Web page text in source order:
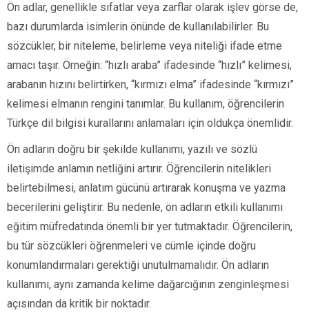
Ön adlar, genellikle sıfatlar veya zarflar olarak işlev görse de,
bazı durumlarda isimlerin önünde de kullanılabilirler. Bu
sözcükler, bir niteleme, belirleme veya niteliği ifade etme
amacı taşır. Örneğin: “hızlı araba” ifadesinde “hızlı” kelimesi,
arabanın hızını belirtirken, “kırmızı elma” ifadesinde “kırmızı”
kelimesi elmanın rengini tanımlar. Bu kullanım, öğrencilerin
Türkçe dil bilgisi kurallarını anlamaları için oldukça önemlidir.
Ön adların doğru bir şekilde kullanımı, yazılı ve sözlü
iletişimde anlamın netliğini artırır. Öğrencilerin nitelikleri
belirtebilmesi, anlatım gücünü artırarak konuşma ve yazma
becerilerini geliştirir. Bu nedenle, ön adların etkili kullanımı
eğitim müfredatında önemli bir yer tutmaktadır. Öğrencilerin,
bu tür sözcükleri öğrenmeleri ve cümle içinde doğru
konumlandırmaları gerektiği unutulmamalıdır. Ön adların
kullanımı, aynı zamanda kelime dağarcığının zenginleşmesi
açısından da kritik bir noktadır.